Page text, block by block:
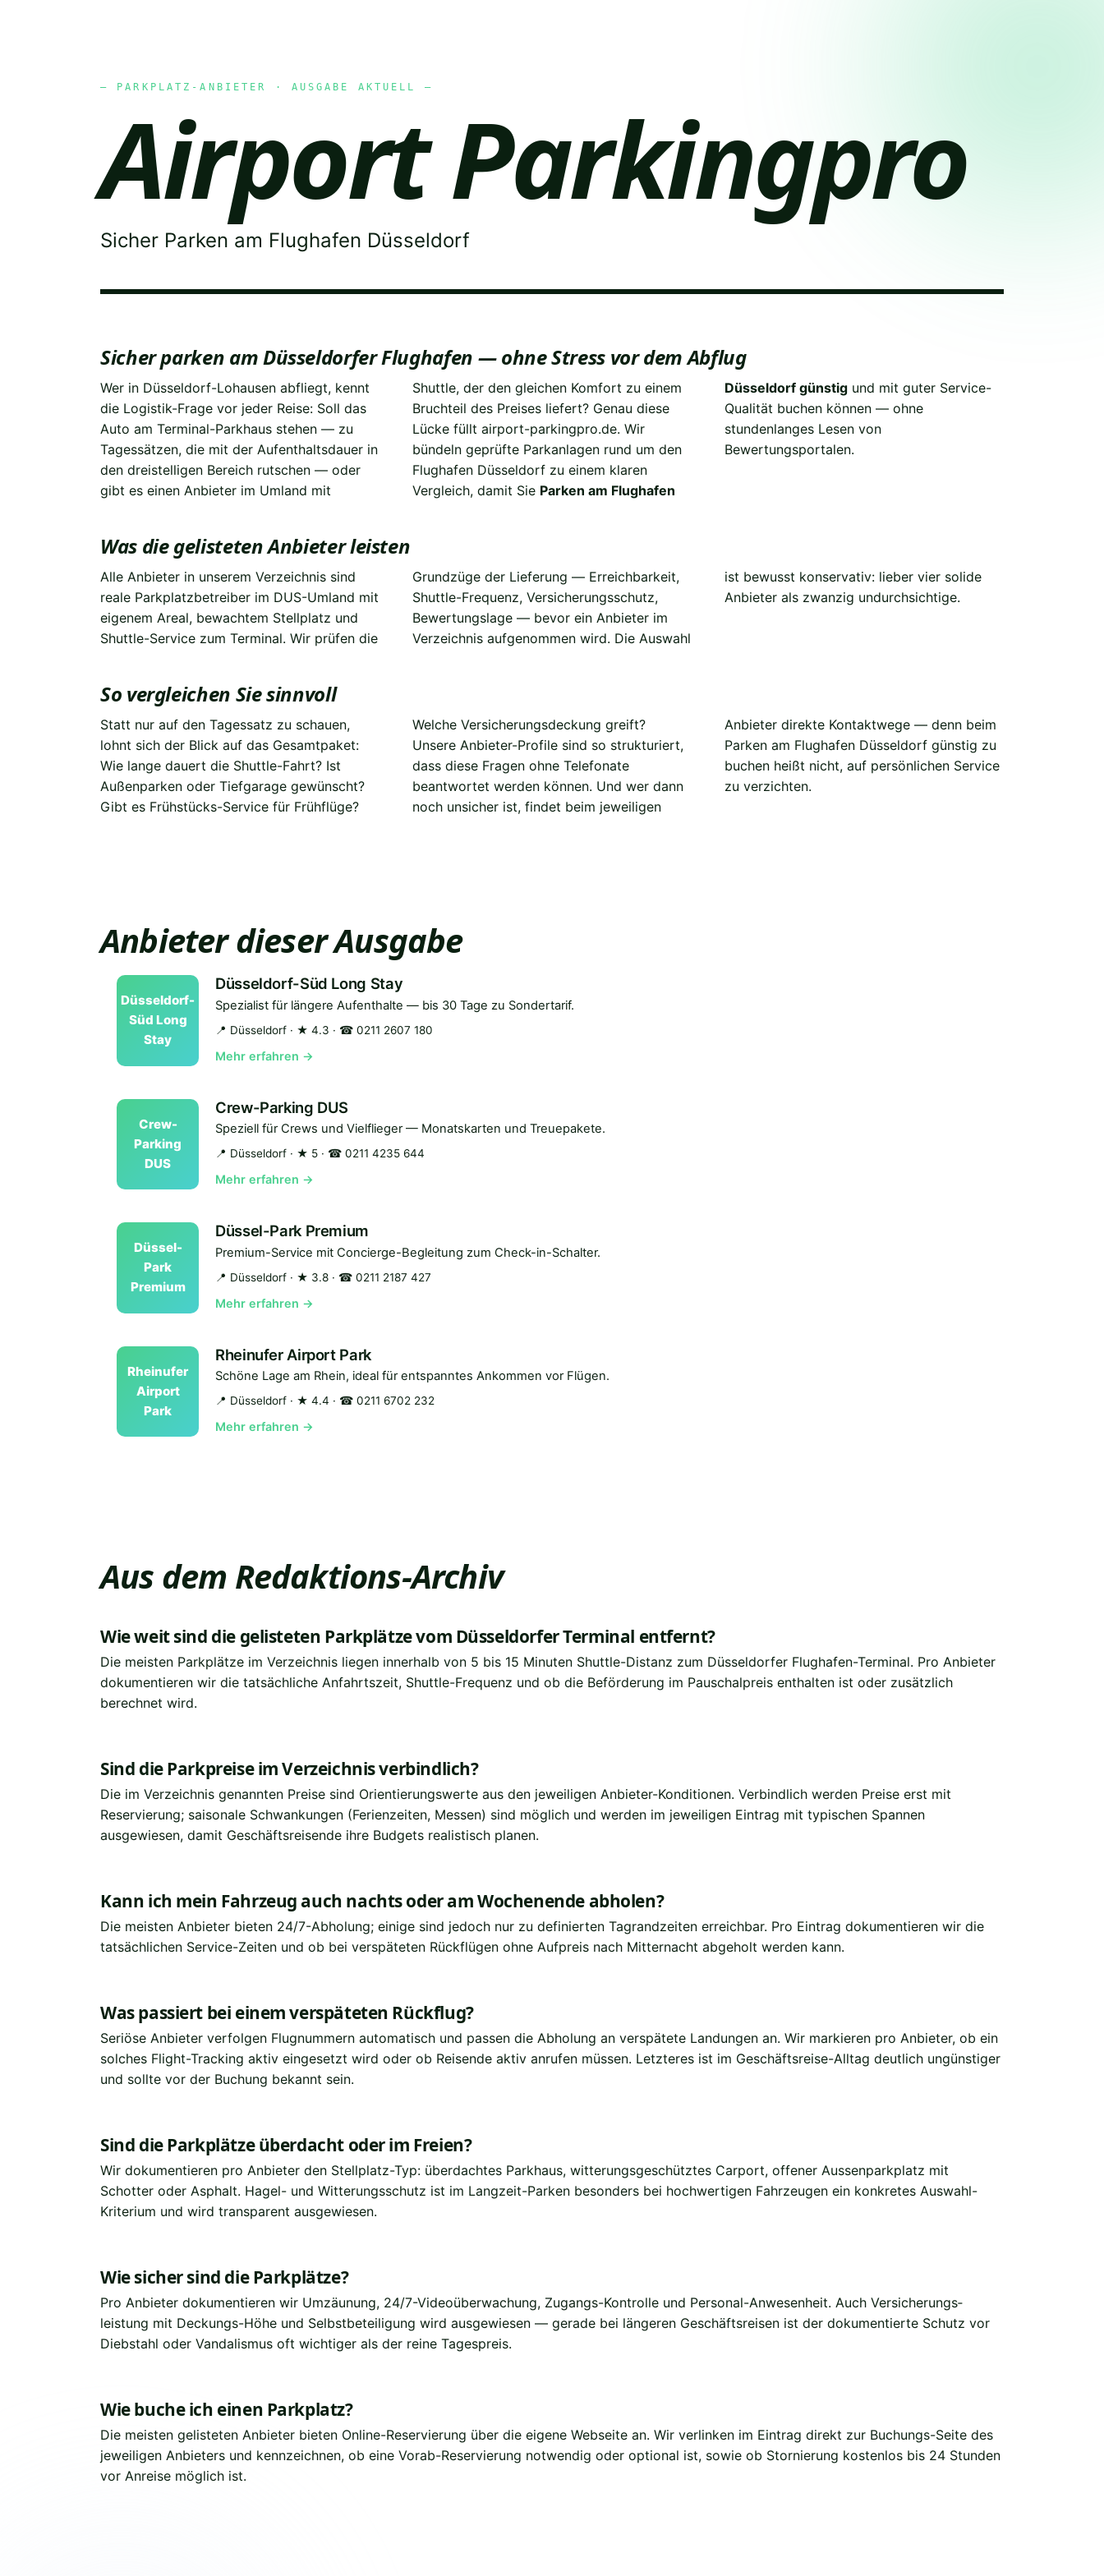
— PARKPLATZ-ANBIETER · AUSGABE AKTUELL —
Airport Parkingpro
Sicher Parken am Flughafen Düsseldorf
Sicher parken am Düsseldorfer Flughafen — ohne Stress vor dem Abflug
Wer in Düsseldorf-Lohausen abfliegt, kennt
die Logistik-Frage vor jeder Reise: Soll das
Auto am Terminal-Parkhaus stehen — zu
Tagessätzen, die mit der Aufenthaltsdauer in
den dreistelligen Bereich rutschen — oder
gibt es einen Anbieter im Umland mit
Shuttle, der den gleichen Komfort zu einem
Bruchteil des Preises liefert? Genau diese
Lücke füllt airport-parkingpro.de. Wir
bündeln geprüfte Parkanlagen rund um den
Flughafen Düsseldorf zu einem klaren
Vergleich, damit Sie Parken am Flughafen
Düsseldorf günstig und mit guter Service-
Qualität buchen können — ohne
stundenlanges Lesen von
Bewertungsportalen.
Was die gelisteten Anbieter leisten
Alle Anbieter in unserem Verzeichnis sind
reale Parkplatzbetreiber im DUS-Umland mit
eigenem Areal, bewachtem Stellplatz und
Shuttle-Service zum Terminal. Wir prüfen die
Grundzüge der Lieferung — Erreichbarkeit,
Shuttle-Frequenz, Versicherungsschutz,
Bewertungslage — bevor ein Anbieter im
Verzeichnis aufgenommen wird. Die Auswahl
ist bewusst konservativ: lieber vier solide
Anbieter als zwanzig undurchsichtige.
So vergleichen Sie sinnvoll
Statt nur auf den Tagessatz zu schauen,
lohnt sich der Blick auf das Gesamtpaket:
Wie lange dauert die Shuttle-Fahrt? Ist
Außenparken oder Tiefgarage gewünscht?
Gibt es Frühstücks-Service für Frühflüge?
Welche Versicherungsdeckung greift?
Unsere Anbieter-Profile sind so strukturiert,
dass diese Fragen ohne Telefonate
beantwortet werden können. Und wer dann
noch unsicher ist, findet beim jeweiligen
Anbieter direkte Kontaktwege — denn beim
Parken am Flughafen Düsseldorf günstig zu
buchen heißt nicht, auf persönlichen Service
zu verzichten.
Anbieter dieser Ausgabe
Düsseldorf-
Süd Long
Stay
Düsseldorf-Süd Long Stay
Spezialist für längere Aufenthalte — bis 30 Tage zu Sondertarif.
📍 Düsseldorf · ★ 4.3 · ☎ 0211 2607 180
Mehr erfahren →
Crew-
Parking
DUS
Crew-Parking DUS
Speziell für Crews und Vielflieger — Monatskarten und Treuepakete.
📍 Düsseldorf · ★ 5 · ☎ 0211 4235 644
Mehr erfahren →
Düssel-
Park
Premium
Düssel-Park Premium
Premium-Service mit Concierge-Begleitung zum Check-in-Schalter.
📍 Düsseldorf · ★ 3.8 · ☎ 0211 2187 427
Mehr erfahren →
Rheinufer
Airport
Park
Rheinufer Airport Park
Schöne Lage am Rhein, ideal für entspanntes Ankommen vor Flügen.
📍 Düsseldorf · ★ 4.4 · ☎ 0211 6702 232
Mehr erfahren →
Aus dem Redaktions-Archiv
Wie weit sind die gelisteten Parkplätze vom Düsseldorfer Terminal entfernt?
Die meisten Parkplätze im Verzeichnis liegen innerhalb von 5 bis 15 Minuten Shuttle-Distanz zum Düsseldorfer Flughafen-Terminal. Pro Anbieter
dokumentieren wir die tatsächliche Anfahrtszeit, Shuttle-Frequenz und ob die Beförderung im Pauschalpreis enthalten ist oder zusätzlich
berechnet wird.
Sind die Parkpreise im Verzeichnis verbindlich?
Die im Verzeichnis genannten Preise sind Orientierungswerte aus den jeweiligen Anbieter-Konditionen. Verbindlich werden Preise erst mit
Reservierung; saisonale Schwankungen (Ferienzeiten, Messen) sind möglich und werden im jeweiligen Eintrag mit typischen Spannen
ausgewiesen, damit Geschäftsreisende ihre Budgets realistisch planen.
Kann ich mein Fahrzeug auch nachts oder am Wochenende abholen?
Die meisten Anbieter bieten 24/7-Abholung; einige sind jedoch nur zu definierten Tagrandzeiten erreichbar. Pro Eintrag dokumentieren wir die
tatsächlichen Service-Zeiten und ob bei verspäteten Rückflügen ohne Aufpreis nach Mitternacht abgeholt werden kann.
Was passiert bei einem verspäteten Rückflug?
Seriöse Anbieter verfolgen Flugnummern automatisch und passen die Abholung an verspätete Landungen an. Wir markieren pro Anbieter, ob ein
solches Flight-Tracking aktiv eingesetzt wird oder ob Reisende aktiv anrufen müssen. Letzteres ist im Geschäftsreise-Alltag deutlich ungünstiger
und sollte vor der Buchung bekannt sein.
Sind die Parkplätze überdacht oder im Freien?
Wir dokumentieren pro Anbieter den Stellplatz-Typ: überdachtes Parkhaus, witterungsgeschütztes Carport, offener Aussenparkplatz mit
Schotter oder Asphalt. Hagel- und Witterungsschutz ist im Langzeit-Parken besonders bei hochwertigen Fahrzeugen ein konkretes Auswahl-
Kriterium und wird transparent ausgewiesen.
Wie sicher sind die Parkplätze?
Pro Anbieter dokumentieren wir Umzäunung, 24/7-Videoüberwachung, Zugangs-Kontrolle und Personal-Anwesenheit. Auch Versicherungs­
leistung mit Deckungs-Höhe und Selbstbeteiligung wird ausgewiesen — gerade bei längeren Geschäftsreisen ist der dokumentierte Schutz vor
Diebstahl oder Vandalismus oft wichtiger als der reine Tagespreis.
Wie buche ich einen Parkplatz?
Die meisten gelisteten Anbieter bieten Online-Reservierung über die eigene Webseite an. Wir verlinken im Eintrag direkt zur Buchungs-Seite des
jeweiligen Anbieters und kennzeichnen, ob eine Vorab-Reservierung notwendig oder optional ist, sowie ob Stornierung kostenlos bis 24 Stunden
vor Anreise möglich ist.